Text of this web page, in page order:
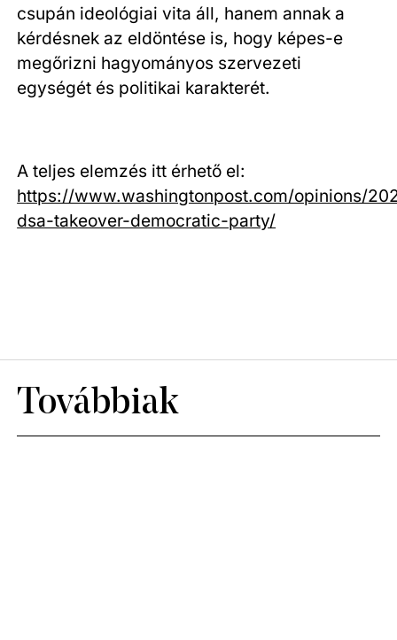
csupán ideológiai vita áll, hanem annak a
kérdésnek az eldöntése is, hogy képes-e
megőrizni hagyományos szervezeti
egységét és politikai karakterét.
A teljes elemzés itt érhető el:
https://www.washingtonpost.com/opinions/
dsa-takeover-democratic-party/
Továbbiak